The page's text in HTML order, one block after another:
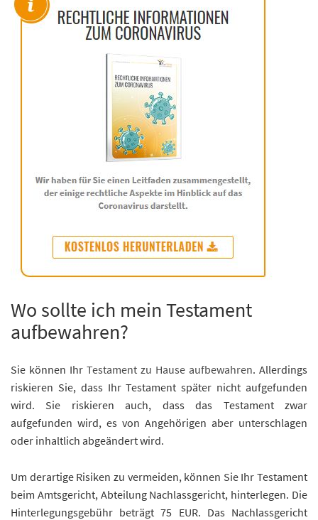
Wo sollte ich mein Testament
aufbewahren?
Sie können Ihr Testament zu Hause aufbewahren. Allerdings
riskieren Sie, dass Ihr Testament später nicht aufgefunden
wird. Sie riskieren auch, dass das Testament zwar
aufgefunden wird, es von Angehörigen aber unterschlagen
oder inhaltlich abgeändert wird.
Um derartige Risiken zu vermeiden, können Sie Ihr Testament
beim Amtsgericht, Abteilung Nachlassgericht, hinterlegen. Die
Hinterlegungsgebühr beträgt 75 EUR. Das Nachlassgericht